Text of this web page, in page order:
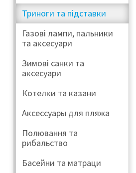
Триноги та підставки
Газові лампи, пальники
та аксесуари
Зимові санки та
аксесуари
Котелки та казани
Аксессуары для пляжа
Полювання та
рибальство
Басейни та матраци